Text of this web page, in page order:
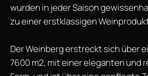
wurden in jeder Saison
zu einer erstklassigen
Der Weinberg erstreckt sich über
7600 m2, mit einer eleganten und